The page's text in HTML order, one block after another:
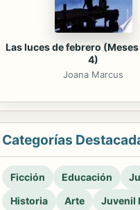
Las luces de febrero
4)
Joana Marcus
Categorías
Ficción Educación
Historia
Arte Juvenil